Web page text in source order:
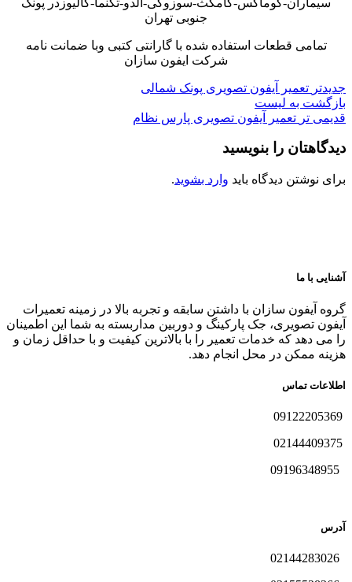
جنوبی تهران
تمامی قطعات استفاده شده با گارانتی کتبی وبا ضمانت نامه
شرکت ایفون سازان
جدیدتر تعمیر آیفون تصویری پونک شمالی
بازگشت به لیست
قدیمی تر تعمیر آیفون تصویری پارس نظام
دیدگاهتان را بنویسید
برای نوشتن دیدگاه باید وارد بشوید.
آشنایی با ما
گروه آیفون سازان با داشتن سابقه و تجربه بالا در زمینه تعمیرات
آیفون تصویری، جک پارکینگ و دوربین مداربسته به شما این اطمینان
را می دهد که خدمات تعمیر را با بالاترین کیفیت و با حداقل زمان و
هزینه ممکن در محل انجام دهد.
اطلاعات تماس
آدرس